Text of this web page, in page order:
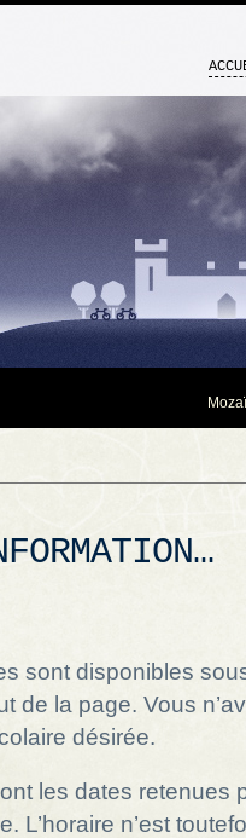
sont disponibles
de la page. Vous
désirée.
les dates retenues
L’horaire n’est